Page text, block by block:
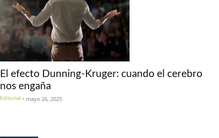
El efecto Dunning-Kruger: cuando el cerebro
nos engaña
Editorial - mayo 26, 2025